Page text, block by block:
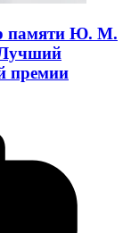
памяти Ю. М.
премии